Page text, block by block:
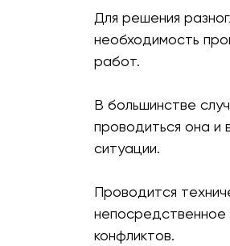
Для решения
необходимость
работ.
В большинстве
проводиться она и
ситуации.
Проводится
непосредственное
конфликтов.